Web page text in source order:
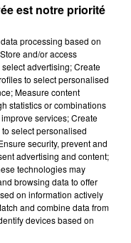
dérobé deux cents
A son domicile, les
boulon pour briser les
de La Rochelle en
le remix de « Love
Minogue
est notre priorité
processing based on
and/or access
advertising; Create
to select personalised
Measure content
statistics or combinations
services; Create
select personalised
security, prevent and
advertising and content;
technologies may
browsing data to offer
on information actively
and combine data from
devices based on